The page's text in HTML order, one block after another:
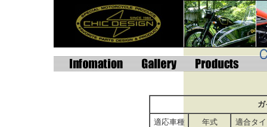
適応車種
年式 適合タ